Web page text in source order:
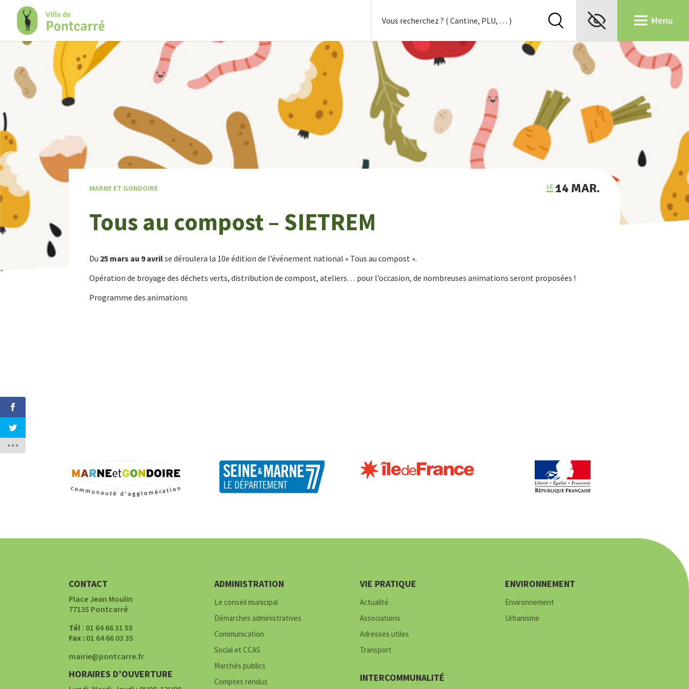
Confort +
MARNE ET GONDOIRE 14 MAR.
Tous au compost – SIETREM
Du 25 mars au 9 avrilse déroulera la 10e édition de l’événement national « Tous au compost ».
Opération de broyage des déchets verts, distribution de compost, ateliers… pour l’occasion, de nombreuses animations seront proposées !
Programme des animations
CONTACT
Place Jean Moulin
77135 Pontcarré
Tél : 01 64 66 31 55
Fax : 01 64 66 03 35
mairie@pontcarre.fr
HORAIRES D’OUVERTURE
ADMINISTRATION
Le conseil municipal
Démarches administratives
Communication
Social et CCAS
Marchés publics
Comptes rendus
VIE PRATIQUE
Actualité
Associations
Adresses utiles
Transport
INTERCOMMUNALITÉ
ENVIRONNEMENT
Environnement
Urbanisme